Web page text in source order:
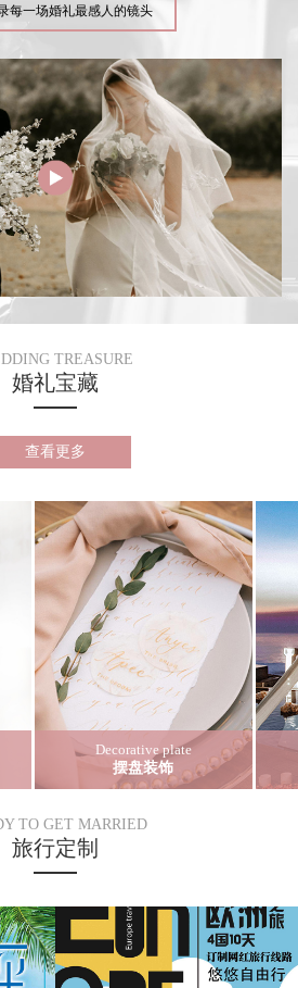
每一场婚礼最感人的镜头
TREASURE
婚礼宝藏
查看更多
Decorative plate
摆盘装饰
TO GET MARRIED
旅行定制